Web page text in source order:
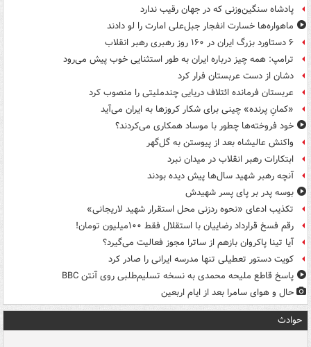
پادشاه سنگین‌وزنی که در جهان رقیب ندارد
ماهواره‌ها خسارت انفجار جبل‌علی امارت را لو دادند
۶ دستاورد بزرگ ایران در ۱۶۰ روز رهبری رهبر انقلاب
ترامپ: همه چیز درباره ایران به طور استثنایی خوب پیش می‌رود
دشان از دست عربستان فرار کرد
عربستان فرمانده ائتلاف دریایی چندملیتی را منصوب کرد
«کمانِ پرنده» چینی برای شکار کروزها به ایران می‌آید
خود فروخته‌ها چطور با موساد همکاری می‌کردند؟
واکنش عالیشاه بعد از پیوستن به گل‌گهر
ابتکارات رهبر انقلاب در میدان نبرد
آنچه رهبر شهید سال‌ها پیش دیده بودند
بوسه‌ پدر بر پای پسر شهیدش
تکذیب ادعای «نحوه ردزنی محل استقرار شهید لاریجانی»
رقم فسخ قرارداد رضاییان با استقلال فقط ۱۰۰میلیون تومان!
آیا تینا پاکروان بازهم از ساترا مجوز فعالیت می‌گیرد؟
کویت دستور تعطیلی تنها مدرسه ایرانی را صادر کرد
پاسخ قاطع ملیحه محمدی به نسخه تسلیم‌طلبی روی آنتن BBC
حال و هوای سامرا بعد از ایام اربعین
حوادث